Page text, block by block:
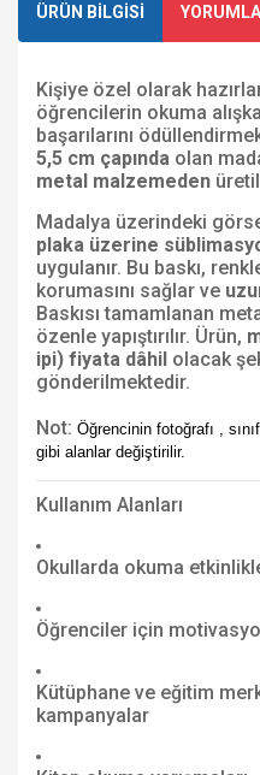
ÜRÜN BİLGİSİ
Kişiye özel olarak
öğrencilerin okuma
başarılarını
5,5 cm çapında olan
metal malzemeden
Madalya üzerindeki
plaka üzerine
uygulanır. Bu baskı,
korumasını sağlar ve
Baskısı tamamlanan
özenle yapıştırılır. Ürün,
ipi) fiyata dâhil olacak
gönderilmektedir.
Not: Öğrencinin fotoğrafı ,
gibi alanlar değiştirilir.
Kullanım Alanları
Okullarda okuma
Öğrenciler için
Kütüphane ve eğitim
kampanyalar